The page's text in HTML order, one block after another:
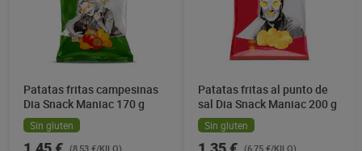
Patatas fritas campesinas
Dia Snack Maniac 170 g
Sin gluten
(8,53 €/KILO)
Patatas fritas al punto de
sal Dia Snack Maniac 200 g
Sin gluten
(6,75 €/KILO)